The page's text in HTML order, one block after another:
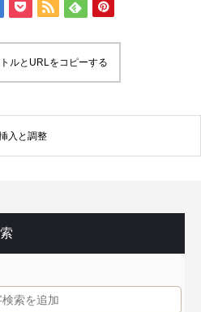
ルとURLをコピーする
入と調整